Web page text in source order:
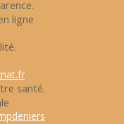
ligne
santé.